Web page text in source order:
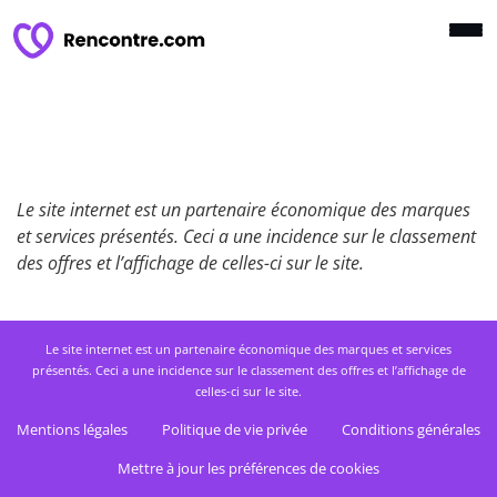
Le site internet est un partenaire économique des marques
et services présentés. Ceci a une incidence sur le classement
des offres et l’affichage de celles-ci sur le site.
Le site internet est un partenaire économique des marques et services
présentés. Ceci a une incidence sur le classement des offres et l’affichage de
celles-ci sur le site.
Mentions légales Politique de vie privée
Conditions générales
Mettre à jour les préférences de cookies